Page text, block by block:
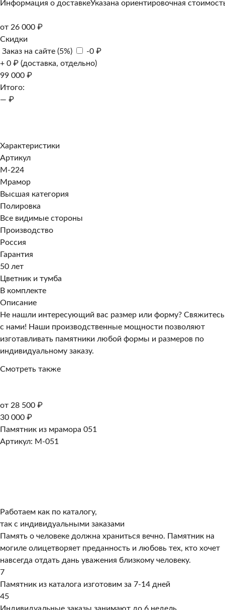
Информация о доставкеУказана ориентировочная
от 26 000 ₽
Скидки
Заказ на сайте (5%)
-0 ₽
+ 0 ₽ (доставка, отдельно)
99 000 ₽
Итого:
— ₽
Характеристики
Артикул
M-224
Мрамор
Высшая категория
Полировка
Все видимые стороны
Производство
Россия
Гарантия
50 лет
Цветник и тумба
В комплекте
Описание
Не нашли интересующий вас размер или форму? Свяжитесь
с нами! Наши производственные мощности позволяют
изготавливать памятники любой формы и размеров по
индивидуальному заказу.
Смотреть также
от 28 500 ₽
30 000 ₽
Памятник из мрамора 051
Артикул: M-051
Работаем как по каталогу,
так с индивидуальными заказами
Память о человеке должна храниться вечно. Памятник на
могиле олицетворяет преданность и любовь тех, кто хочет
навсегда отдать дань уважения близкому человеку.
7
Памятник из каталога изготовим за 7-14 дней
45